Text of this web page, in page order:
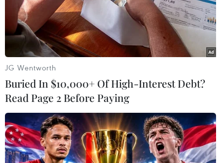
#Festival Thu Hà Nội
#Lễ hội ẩm thực
#Chùa Tảo Sách
#Nhật Tân
#Du lịch Hà Nội
Theo dõi VietnamPlus
JG Wentworth
Buried In $10,000+ Of High-Interest Debt?
Read Page 2 Before Paying